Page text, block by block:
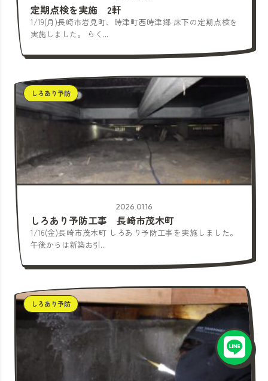
定期点検を実施 2軒
1/19(月)長崎市岩見町、時津町西時津郷 床下の定期点検を
実施しました。 らく...
しろあり予防
2026.01.16
しろあり予防工事 長崎市茂木町
1/16(金)長崎市茂木町 しろあり予防工事を実施しました。
午後からは新築お引...
しろあり予防